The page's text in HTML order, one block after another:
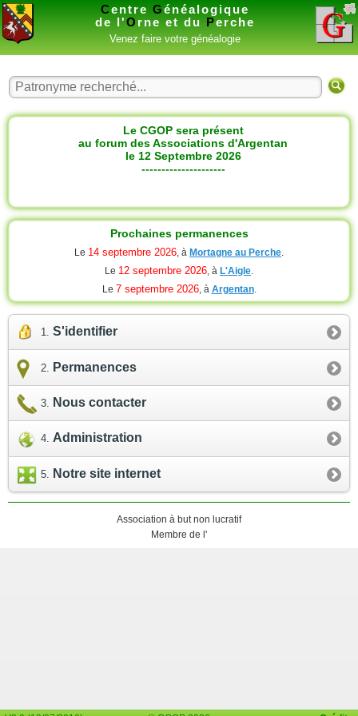
Centre Généalogique
de l'O rne et du Perche
Venez faire votre généalogie
Le CGOP sera présent
au forum des Associations d'Argentan
le 12 Septembre 2026
---------------------
Prochaines permanences
Le 14 septembre 2026, à Mortagne au Perche.
Le 12 septembre 2026, à L'Aigle.
Le 7 septembre 2026, à Argentan.
S'identifier
Permanences
Nous contacter
Administration
Notre site internet
Association à but non lucratif
Membre de l'